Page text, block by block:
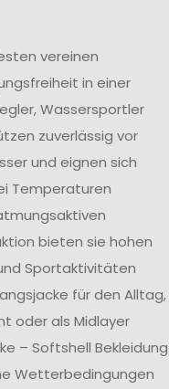
vereinen
in einer
Wassersportler
zuverlässig vor
und eignen sich
Temperaturen
bieten sie hohen
Sportaktivitäten
für den Alltag,
oder als Midlayer
– Softshell Bekleidung
Wetterbedingungen